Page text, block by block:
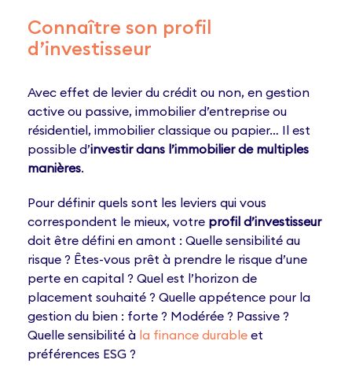
Connaître son profil
d’investisseur
Avec effet de levier du crédit ou non, en gestion
active ou passive, immobilier d’entreprise ou
résidentiel, immobilier classique ou papier… Il est
possible d’investir dans l’immobilier de multiples
manières.
Pour définir quels sont les leviers qui vous
correspondent le mieux, votre profil d’investisseur
doit être défini en amont : Quelle sensibilité au
risque ? Êtes-vous prêt à prendre le risque d’une
perte en capital ? Quel est l’horizon de
placement souhaité ? Quelle appétence pour la
gestion du bien : forte ? Modérée ? Passive ?
Quelle sensibilité à la finance durable et
préférences ESG ?